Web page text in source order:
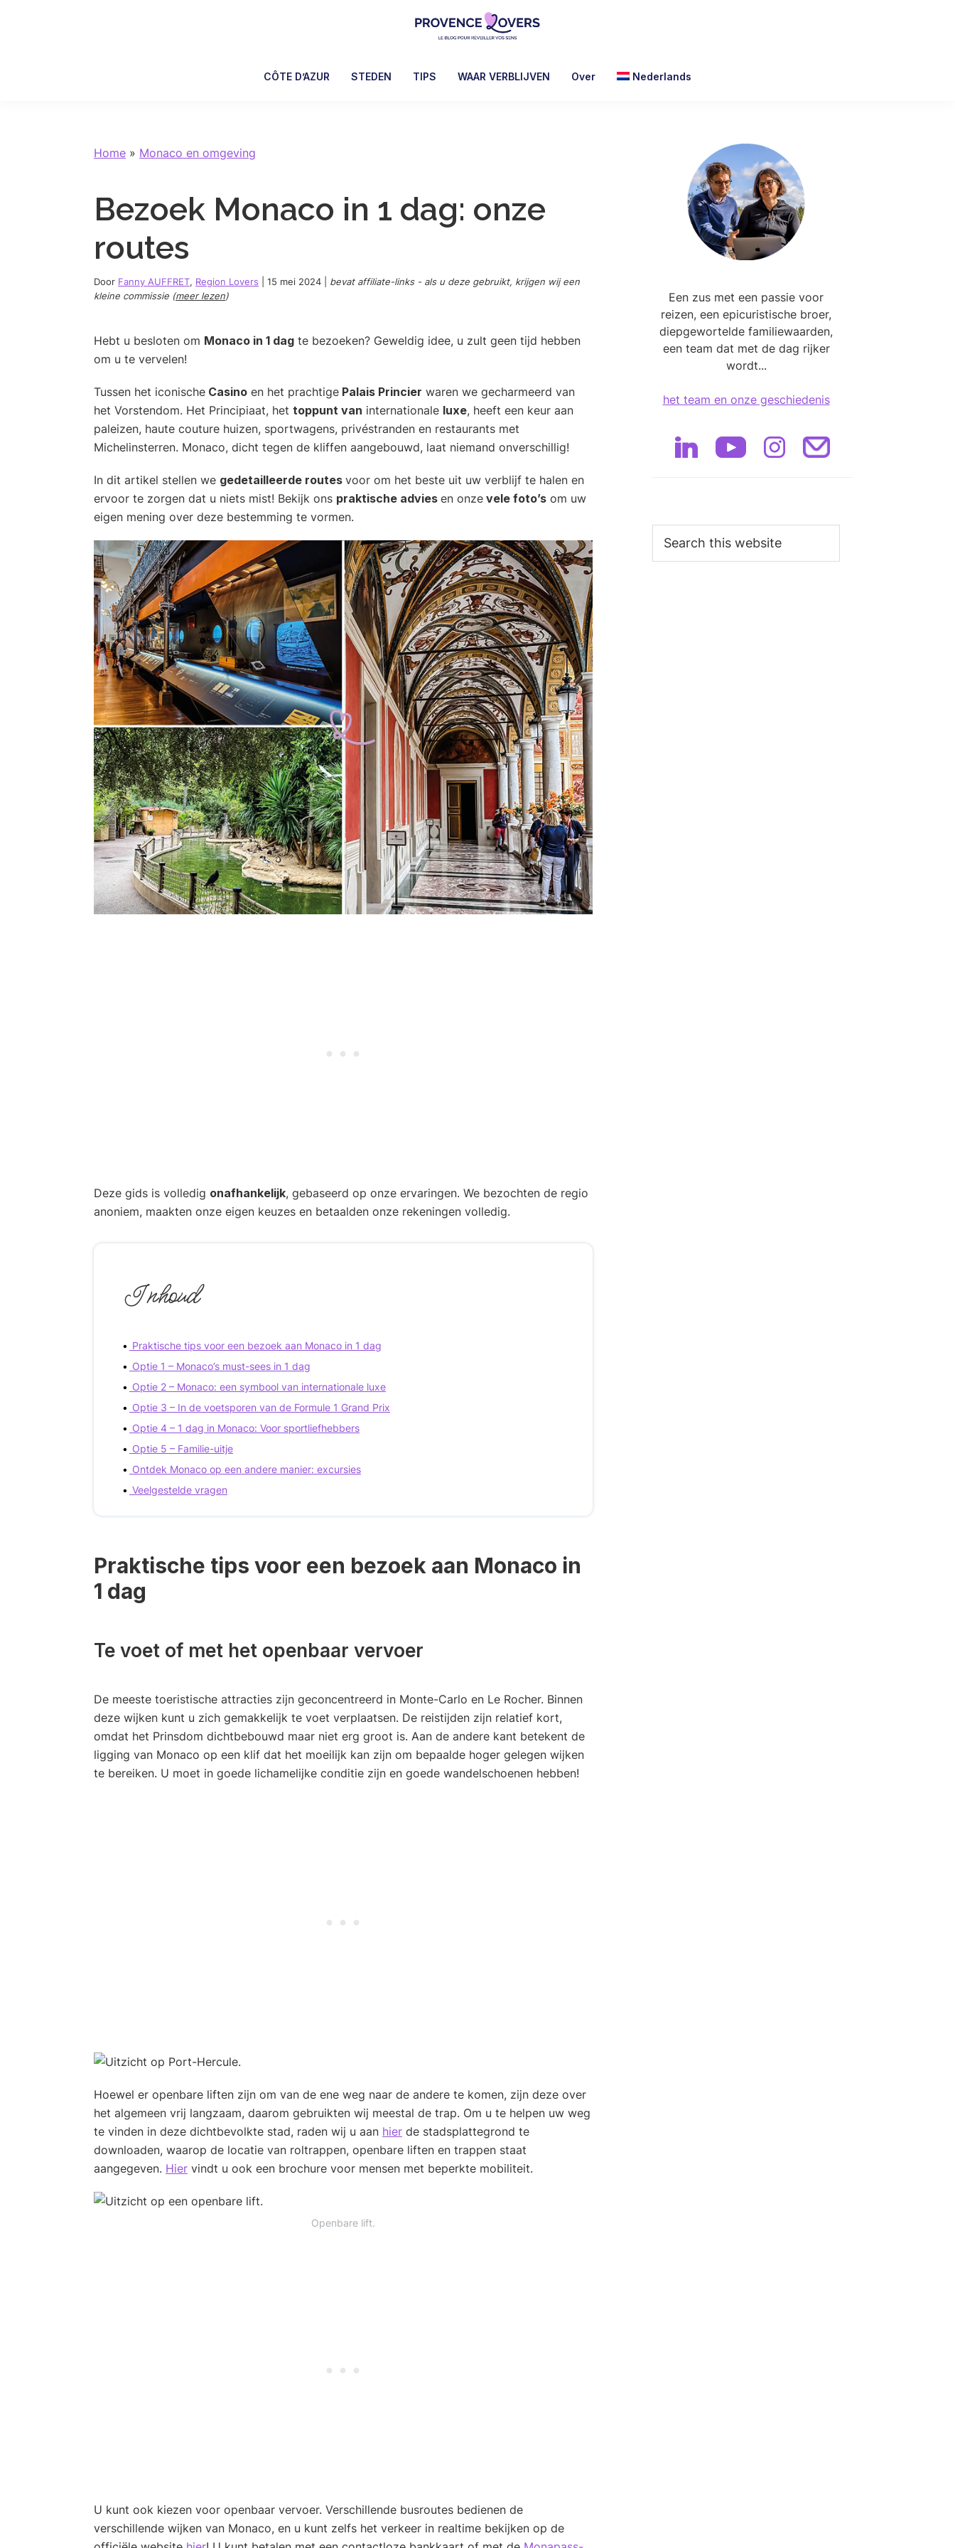
Lovers
zintuigen
blog
van
Manu
CÔTE D’AZUR STEDEN TIPS WAAR VERBLIJVEN Over Nederlands
Home » Monaco en omgeving
Bezoek Monaco in 1 dag: onze
routes
Door Fanny AUFFRET, Region Lovers 15 mei 2024
bevat affiliate-links - als u deze gebruikt, krijgen wij een
kleine commissie (meer lezen)
Hebt u besloten om Monaco in 1 dag te bezoeken? Geweldig idee, u zult geen tijd hebben
om u te vervelen!
Tussen het iconische Casino en het prachtige Palais Princier waren we gecharmeerd van
het Vorstendom. Het Principiaat, het toppunt van internationale luxe, heeft een keur aan
paleizen, haute couture huizen, sportwagens, privéstranden en restaurants met
Michelinsterren. Monaco, dicht tegen de kliffen aangebouwd, laat niemand onverschillig!
In dit artikel stellen we gedetailleerde routes voor om het beste uit uw verblijf te halen en
ervoor te zorgen dat u niets mist! Bekijk ons praktische advies en onze vele foto’s om uw
eigen mening over deze bestemming te vormen.
Deze gids is volledig onafhankelijk, gebaseerd op onze ervaringen. We bezochten de regio
anoniem, maakten onze eigen keuzes en betaalden onze rekeningen volledig.
Inhoud
Praktische tips voor een bezoek aan Monaco in 1 dag
Optie 1 – Monaco’s must-sees in 1 dag
Optie 2 – Monaco: een symbool van internationale luxe
Optie 3 – In de voetsporen van de Formule 1 Grand Prix
Optie 4 – 1 dag in Monaco: Voor sportliefhebbers
Optie 5 – Familie-uitje
Ontdek Monaco op een andere manier: excursies
Veelgestelde vragen
Praktische tips voor een bezoek aan Monaco in
1 dag
Te voet of met het openbaar vervoer
De meeste toeristische attracties zijn geconcentreerd in Monte-Carlo en Le Rocher. Binnen
deze wijken kunt u zich gemakkelijk te voet verplaatsen. De reistijden zijn relatief kort,
omdat het Prinsdom dichtbebouwd maar niet erg groot is. Aan de andere kant betekent de
ligging van Monaco op een klif dat het moeilijk kan zijn om bepaalde hoger gelegen wijken
te bereiken. U moet in goede lichamelijke conditie zijn en goede wandelschoenen hebben!
Hoewel er openbare liften zijn om van de ene weg naar de andere te komen, zijn deze over
het algemeen vrij langzaam, daarom gebruikten wij meestal de trap. Om u te helpen uw weg
te vinden in deze dichtbevolkte stad, raden wij u aan hier de stadsplattegrond te
downloaden, waarop de locatie van roltrappen, openbare liften en trappen staat
aangegeven. Hier vindt u ook een brochure voor mensen met beperkte mobiliteit.
Openbare lift.
U kunt ook kiezen voor openbaar vervoer. Verschillende busroutes bedienen de
verschillende wijken van Monaco, en u kunt zelfs het verkeer in realtime bekijken op de
Primary
Sidebar
Een zus met een passie voor
reizen, een epicuristische broer,
diepgewortelde familiewaarden,
een team dat met de dag rijker
wordt...
het team en onze geschiedenis
this